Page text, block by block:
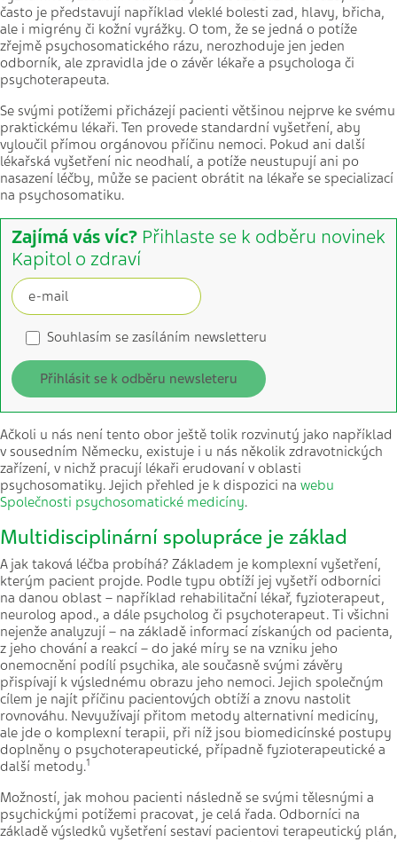
často je představují například vleklé bolesti zad, hlavy, břicha,
ale i migrény či kožní vyrážky. O tom, že se jedná o potíže
zřejmě psychosomatického rázu, nerozhoduje jen jeden
odborník, ale zpravidla jde o závěr lékaře a psychologa či
psychoterapeuta.
Se svými potížemi přicházejí pacienti většinou nejprve ke svému
praktickému lékaři. Ten provede standardní vyšetření, aby
vyloučil přímou orgánovou příčinu nemoci. Pokud ani další
lékařská vyšetření nic neodhalí, a potíže neustupují ani po
nasazení léčby, může se pacient obrátit na lékaře se specializací
na psychosomatiku.
Zajímá vás víc? Přihlaste se k odběru novinek
Kapitol o zdraví
Souhlasím se zasíláním newsletteru
Přihlásit se k odběru newsleteru
Ačkoli u nás není tento obor ještě tolik rozvinutý jako například
v sousedním Německu, existuje i u nás několik zdravotnických
zařízení, v nichž pracují lékaři erudovaní v oblasti
psychosomatiky. Jejich přehled je k dispozici na webu
Společnosti psychosomatické medicíny.
Multidisciplinární spolupráce je základ
A jak taková léčba probíhá? Základem je komplexní vyšetření,
kterým pacient projde. Podle typu obtíží jej vyšetří odborníci
na danou oblast – například rehabilitační lékař, fyzioterapeut,
neurolog apod., a dále psycholog či psychoterapeut. Ti všichni
nejenže analyzují – na základě informací získaných od pacienta,
z jeho chování a reakcí – do jaké míry se na vzniku jeho
onemocnění podílí psychika, ale současně svými závěry
přispívají k výslednému obrazu jeho nemoci. Jejich společným
cílem je najít příčinu pacientových obtíží a znovu nastolit
rovnováhu. Nevyužívají přitom metody alternativní medicíny,
ale jde o komplexní terapii, při níž jsou biomedicínské postupy
doplněny o psychoterapeutické, případně fyzioterapeutické a
další metody.1
Možností, jak mohou pacienti následně se svými tělesnými a
psychickými potížemi pracovat, je celá řada. Odborníci na
základě výsledků vyšetření sestaví pacientovi terapeutický plán,